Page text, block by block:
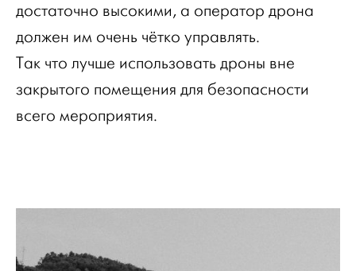
достаточно высокими, а оператор дрона
должен им очень чётко управлять.
Так что лучше использовать дроны вне
закрытого помещения для безопасности
всего мероприятия.